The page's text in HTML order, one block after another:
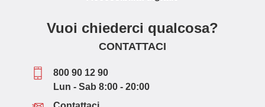
Vuoi chiederci qualcosa?
CONTATTACI
800 90 12 90
Lun - Sab 8:00 - 20:00